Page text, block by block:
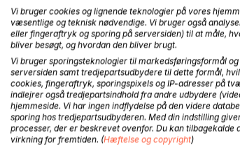
"Sophia & Alexander" ist mein
Einblick in das Leben der beiden
Zentral-Europa statt und ist, wie
Übertreibung fördert das
FLERE TITLER
Vi bruger cookies og lignende teknologier på vores
væsentlige og teknisk nødvendige. Vi bruger også
eller fingeraftryk og sporing på serversiden) til at måle,
bliver besøgt, og hvordan den bliver brugt.
Vi bruger sporingsteknologier til markedsføringsformål
serversiden samt tredjepartsudbydere til dette formål,
cookies, fingeraftryk, sporingspixels og IP-adresser på
indlejrer også tredjepartsindhold fra andre udbydere
hjemmeside. Vi har ingen indflydelse på den videre
sporing hos tredjepartsudbyderen. Med din indstilling
processer, der er beskrevet ovenfor. Du kan tilbagekalde
virkning for fremtiden. (Hæftelse og copyright)